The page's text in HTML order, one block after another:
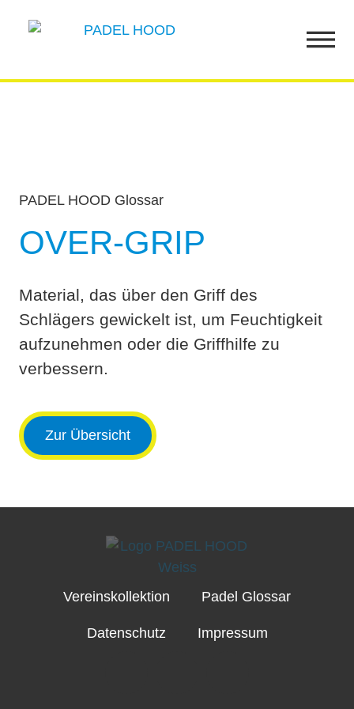
PADEL HOOD Glossar
OVER-GRIP
Material, das über den Griff des
Schlägers gewickelt ist, um Feuchtigkeit
aufzunehmen oder die Griffhilfe zu
verbessern.
Zur Übersicht
Vereinskollektion Padel Glossar
Datenschutz Impressum